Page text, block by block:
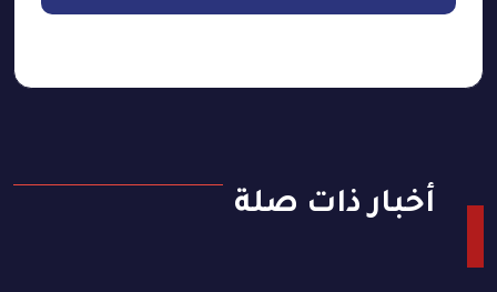
أخبار ذات صلة